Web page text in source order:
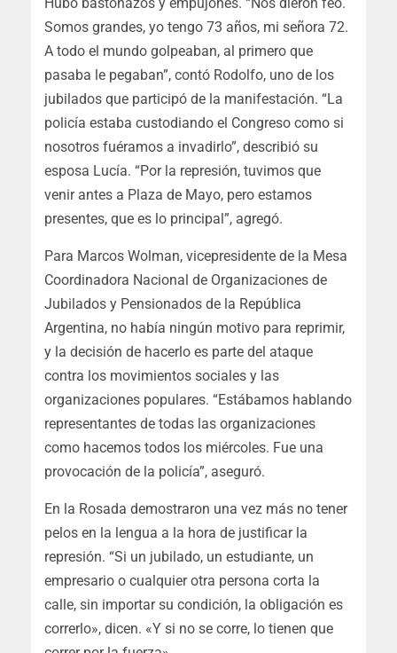
Somos grandes, yo tengo 73 años, mi señora 72.
A todo el mundo golpeaban, al primero que
pasaba le pegaban”, contó Rodolfo, uno de los
jubilados que participó de la manifestación. “La
policía estaba custodiando el Congreso como si
nosotros fuéramos a invadirlo”, describió su
esposa Lucía. “Por la represión, tuvimos que
venir antes a Plaza de Mayo, pero estamos
presentes, que es lo principal”, agregó.
Para Marcos Wolman, vicepresidente de la Mesa
Coordinadora Nacional de Organizaciones de
Jubilados y Pensionados de la República
Argentina, no había ningún motivo para reprimir,
y la decisión de hacerlo es parte del ataque
contra los movimientos sociales y las
organizaciones populares. “Estábamos hablando
representantes de todas las organizaciones
como hacemos todos los miércoles. Fue una
provocación de la policía”, aseguró.
En la Rosada demostraron una vez más no tener
pelos en la lengua a la hora de justificar la
represión. “Si un jubilado, un estudiante, un
empresario o cualquier otra persona corta la
calle, sin importar su condición, la obligación es
correrlo», dicen. «Y si no se corre, lo tienen que